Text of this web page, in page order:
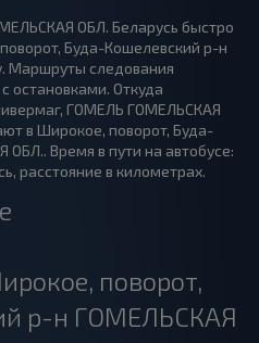
ОБЛ. Беларусь быстро
Буда-Кошелевский р-н
Маршруты следования
остановками. Откуда
ГОМЕЛЬ ГОМЕЛЬСКАЯ
в Широкое, поворот, Буда-
Время в пути на автобусе:
расстояние в километрах.
поворот,
р-н ГОМЕЛЬСКАЯ